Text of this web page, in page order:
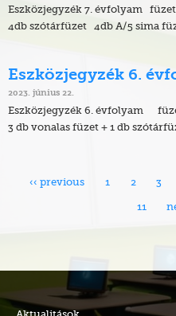
Eszközjegyzék 7. évfolyam
4db szótárfüzet 4db A/5 sima
Eszközjegyzék 6.
2023. június 22.
Eszközjegyzék 6. évfolyam
3 db vonalas füzet + 1 db
‹‹ previous 1 2 3
11